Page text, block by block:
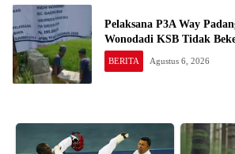
Pelaksana P3A Way
Wonodadi KSB Tidak
BERITA Agustus 6, 2026